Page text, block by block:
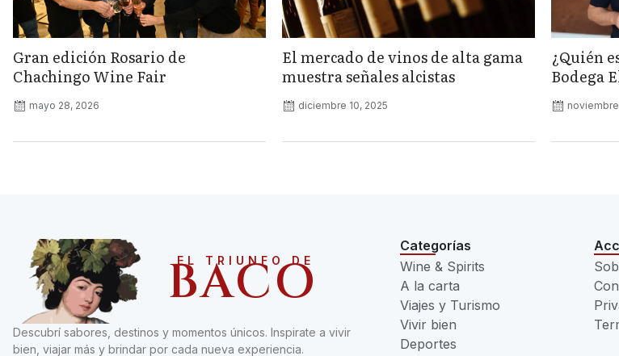
Gran edición Rosario de
Chachingo Wine Fair
mayo 28, 2026
El mercado de vinos de alta gama
muestra señales alcistas
diciembre 10, 2025
¿Quién
Bodega
EL TRIUNFO DE
BACO
Descubrí sabores, destinos y momentos únicos. Inspirate a vivir
bien, viajar más y brindar por cada nueva experiencia.
Categorías
Wine & Spirits
A la carta
Viajes y Turismo
Vivir bien
Deportes